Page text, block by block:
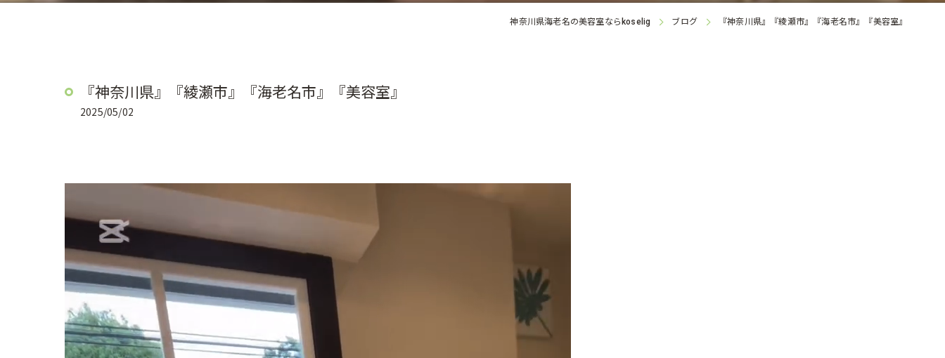
神奈川県海老名の美容室なら koselig ブログ 『神奈川県』『綾瀬市』『海老名市』『美容室』
『神奈川県』『綾瀬市』『海老名市』『美容室』
2025/05/02